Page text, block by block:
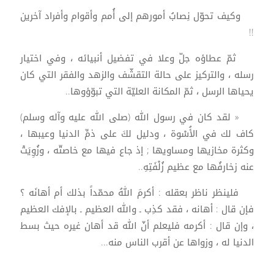
وكيف تحوّل نِصابُ أمورهم إلى أُمم وأقوام وأفراد آخرين
!!
ثمّ عطاؤه جلّ وعلا في تفضيل أنبيائه ، وفي اختيار
رسله ، والتركيز على حالة التقشّف والزهد والفقر التي كان
يحياها الرسل ، ثمّ المكانة العليّة التي تبوّؤوها..
« لقد كان في رسول الله (صلى الله عليه وآله وسلم)
كاف لك في الأُسْوة ، ودليل لكَ على ذمِّ الدنيا وعيبها ،
وكثرة مخازيها ومساويها ; إذ جاع فيها مع خاصتّه ، وزُوِيَتْ
عنه زخارفُها مع عظيم زُلْفَتِهِ..
فلينظر ناظر بعقله : أكرمَ اللهُ محمّداً بذلك أم أهانَه ؟
فإن قال : أهانه ، فقد كذِب ـ والله العظيم ـ بالإفك العظيم
، وإن قال : أكرمه فليعلم أنّ الله قد أهان غيره حيث بسط
الدنيا له ، وزواها عن أقرب الناس منه...